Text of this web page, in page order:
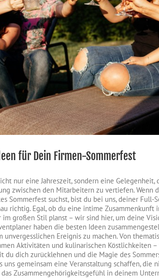
für Dein Firmen-Sommerfest
nur eine Jahreszeit, sondern eine Gelegenheit,
zwischen den Mitarbeitern zu vertiefen. Wenn
Sommerfest suchst, bist du bei uns, deiner Full-
richtig. Egal, ob du eine intime Zusammenkunft
großen Stil planst – wir sind hier, um deine
haben die besten Ideen
unvergesslichen Ereignis zu machen. Von
Aktivitäten und kulinarischen Köstlichkeiten
du dich zurücklehnen und die Magie des
uns gemeinsam eine Veranstaltung schaffen, die
Zusammengehörigkeitsgefühl in deinem